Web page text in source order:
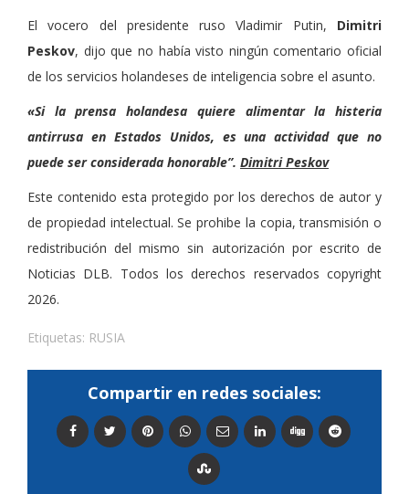
El vocero del presidente ruso Vladimir Putin, Dimitri
Peskov, dijo que no había visto ningún comentario oficial
de los servicios holandeses de inteligencia sobre el asunto.
«Si la prensa holandesa quiere alimentar la histeria
antirrusa en Estados Unidos, es una actividad que no
puede ser considerada honorable”. Dimitri Peskov
Este contenido esta protegido por los derechos de autor y
de propiedad intelectual. Se prohibe la copia, transmisión o
redistribución del mismo sin autorización por escrito de
Noticias DLB. Todos los derechos reservados copyright
2026.
Etiquetas: RUSIA
Compartir en redes sociales: